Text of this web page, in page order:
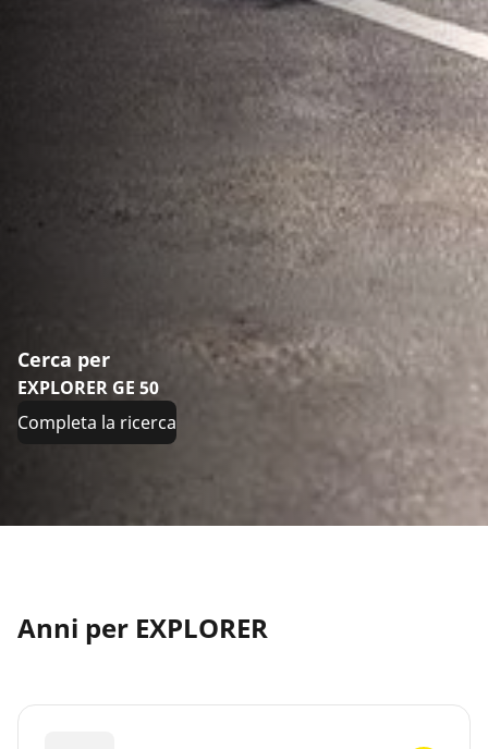
Cerca per
EXPLORER GE 50
Completa la ricerca
Anni per EXPLORER